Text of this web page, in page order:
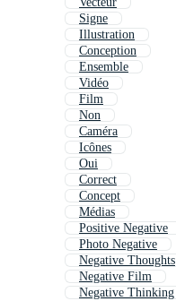
Signe
Illustration
Conception
Ensemble
Vidéo
Film
Non
Caméra
Icônes
Oui
Correct
Concept
Médias
Positive Negative
Photo Negative
Negative Thoughts
Negative Film
Negative Thinking